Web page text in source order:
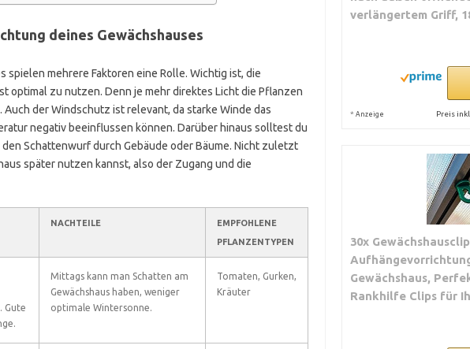
deines Gewächshauses
spielen mehrere Faktoren eine Rolle. Wichtig ist, die
optimal zu nutzen. Denn je mehr direktes Licht die Pflanzen
der Windschutz ist relevant, da starke Winde das
negativ beeinflussen können. Darüber hinaus solltest du
Schattenwurf durch Gebäude oder Bäume. Nicht zuletzt
später nutzen kannst, also der Zugang und die
NACHTEILE
EMPFOHLENE
PFLANZENTYPEN
Gute
Mittags kann man Schatten am
Gewächshaus haben, weniger
optimale Wintersonne.
Tomaten, Gurken,
Kräuter
verlängertem Griff,
* Anzeige Preis
30x
Gewächshaus,
Rankhilfe Clips für